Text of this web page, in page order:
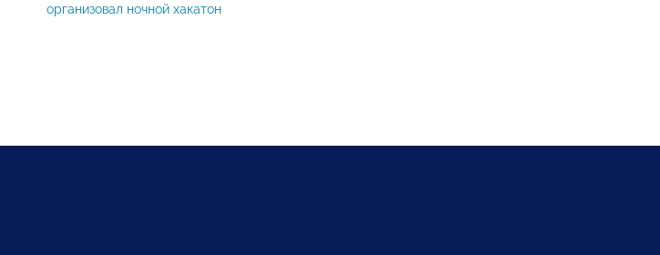
организовал ночной хакатон